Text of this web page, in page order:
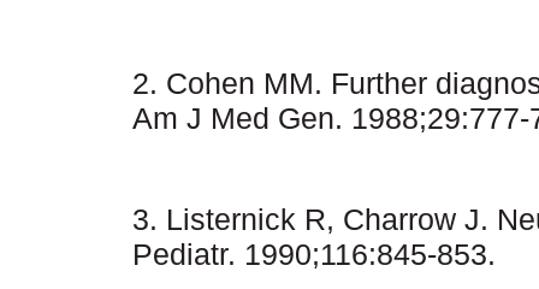
2. Cohen MM. Further
Am J Med Gen.
3. Listernick R, Charrow J.
Pediatr. 1990;116:845-853.